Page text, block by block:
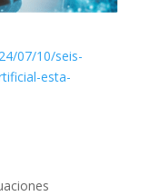
07/10/seis-
esta-